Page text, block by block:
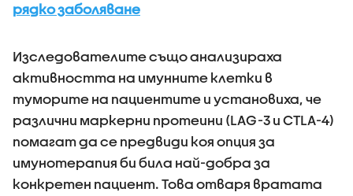
рядко заболяване
Изследователите също анализираха
активността на имунните клетки в
туморите на пациентите и установиха, че
различни маркерни протеини (LAG-3 и CTLA-4)
помагат да се предвиди коя опция за
имунотерапия би била най-добра за
конкретен пациент. Това отваря вратата